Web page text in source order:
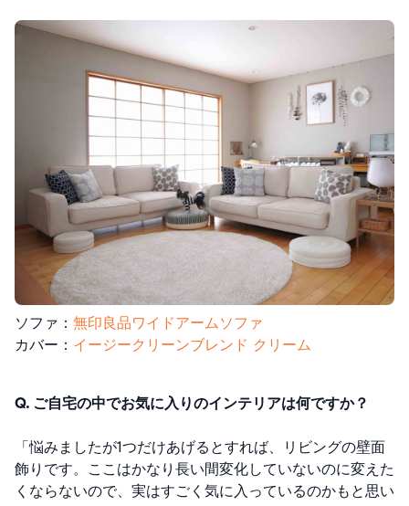
ソファ： 無印良品ワイドアームソファ
カバー： イージークリーンブレンド クリーム
Q. ご自宅の中でお気に入りのインテリアは何ですか？
「悩みましたが1つだけあげるとすれば、リビングの壁面
飾りです。ここはかなり長い間変化していないのに変えた
くならないので、実はすごく気に入っているのかもと思い